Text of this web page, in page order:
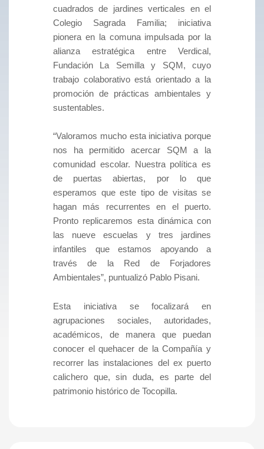
cuadrados de jardines verticales en el
Colegio Sagrada Familia; iniciativa
pionera en la comuna impulsada por la
alianza estratégica entre Verdical,
Fundación La Semilla y SQM, cuyo
trabajo colaborativo está orientado a la
promoción de prácticas ambientales y
sustentables.
“Valoramos mucho esta iniciativa porque
nos ha permitido acercar SQM a la
comunidad escolar. Nuestra política es
de puertas abiertas, por lo que
esperamos que este tipo de visitas se
hagan más recurrentes en el puerto.
Pronto replicaremos esta dinámica con
las nueve escuelas y tres jardines
infantiles que estamos apoyando a
través de la Red de Forjadores
Ambientales”, puntualizó Pablo Pisani.
Esta iniciativa se focalizará en
agrupaciones sociales, autoridades,
académicos, de manera que puedan
conocer el quehacer de la Compañía y
recorrer las instalaciones del ex puerto
calichero que, sin duda, es parte del
patrimonio histórico de Tocopilla.